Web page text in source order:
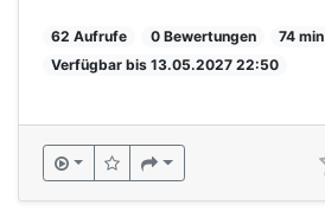
62 Aufrufe 0 Bewertungen
74 min
Verfügbar bis 13.05.2027 22:50